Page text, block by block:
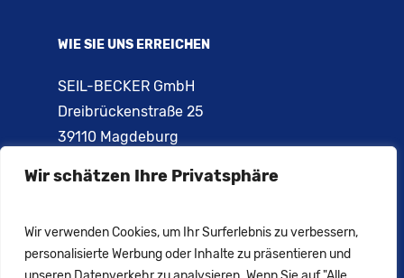
Wir schätzen Ihre Privatsphäre
Wir verwenden Cookies, um Ihr Surferlebnis zu verbessern,
personalisierte Werbung oder Inhalte zu präsentieren und
WIE SIE UNS ERREICHEN
SEIL-BECKER GmbH
Dreibrückenstraße 25
39110 Magdeburg
Telefon: 0391 – 731 02 84
E-Mail:info@seil-becker.de